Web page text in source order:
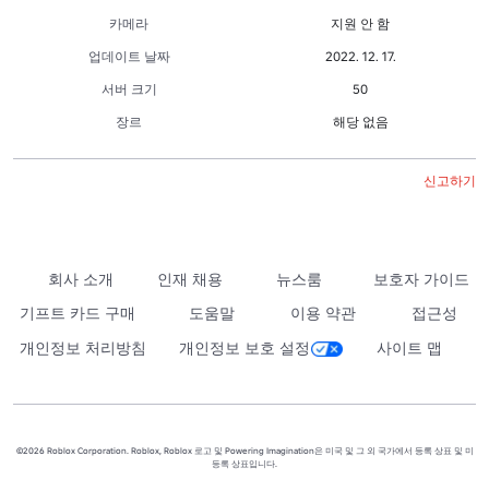
카메라
지원 안 함
업데이트 날짜
2022. 12. 17.
서버 크기
50
장르
해당 없음
신고하기
회사 소개 인재 채용 뉴스룸
보호자 가이드
기프트 카드 구매
도움말 이용 약관
접근성
개인정보 처리방침
개인정보 보호 설정 사이트 맵
©2026 Roblox Corporation. Roblox, Roblox 로고 및 Powering Imagination은 미국 및 그 외 국가에서 등록 상표 및 미
등록 상표입니다.